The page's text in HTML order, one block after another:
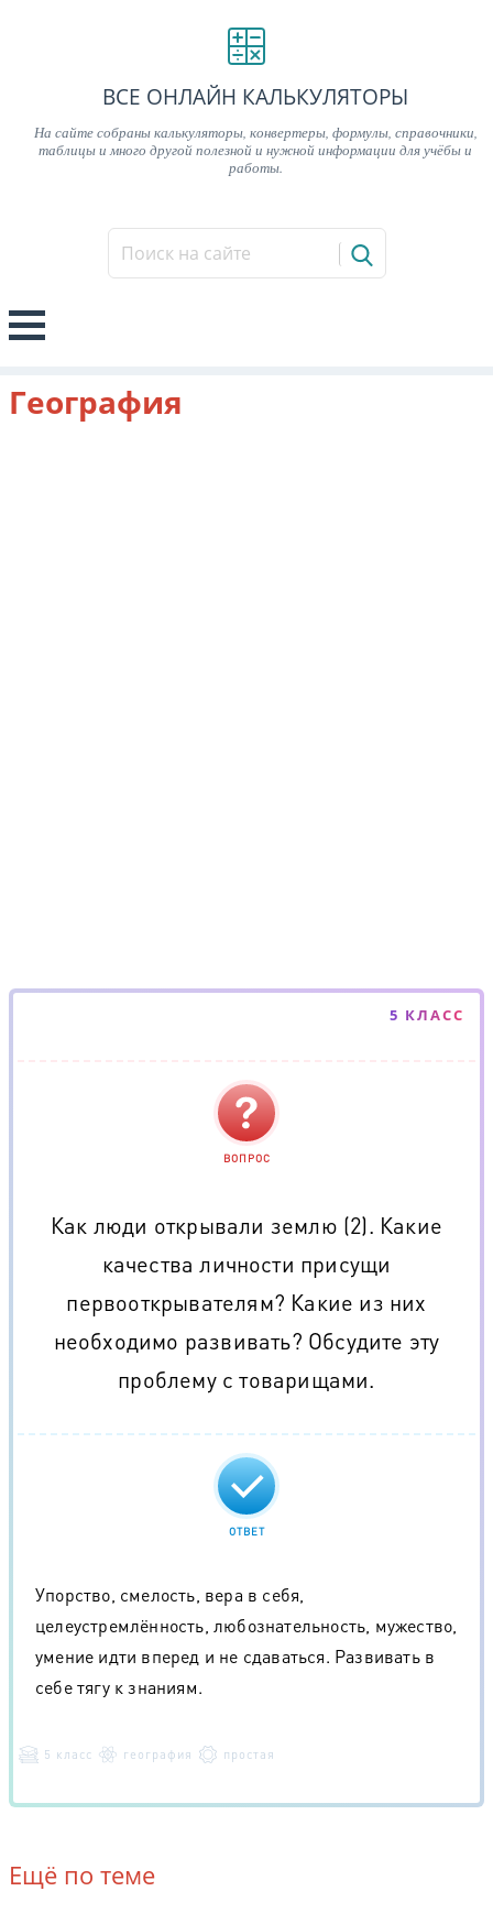
ВСЕ ОНЛАЙН КАЛЬКУЛЯТОРЫ
На сайте собраны калькуляторы, конвертеры, формулы, справочники,
таблицы и много другой полезной и нужной информации для учёбы и
работы.
География
5 КЛАСС
ВОПРОС
Как люди открывали землю (2). Какие
качества личности присущи
первооткрывателям? Какие из них
необходимо развивать? Обсудите эту
проблему с товарищами.
ОТВЕТ
Упорство, смелость, вера в себя,
целеустремлённость, любознательность, мужество,
умение идти вперед и не сдаваться. Развивать в
себе тягу к знаниям.
5 класс география простая
Ещё по теме